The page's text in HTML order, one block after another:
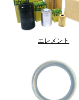
エレメント